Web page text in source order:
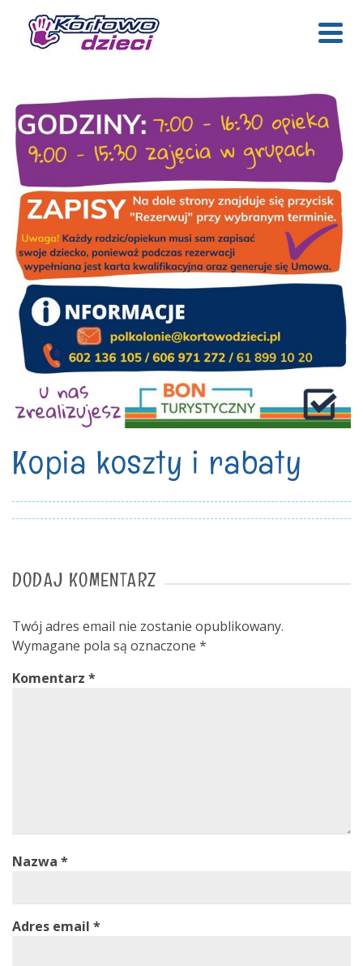
Kopia koszty i rabaty
DODAJ KOMENTARZ
Twój adres email nie zostanie opublikowany.
Wymagane pola są oznaczone *
Komentarz *
Nazwa *
Adres email *